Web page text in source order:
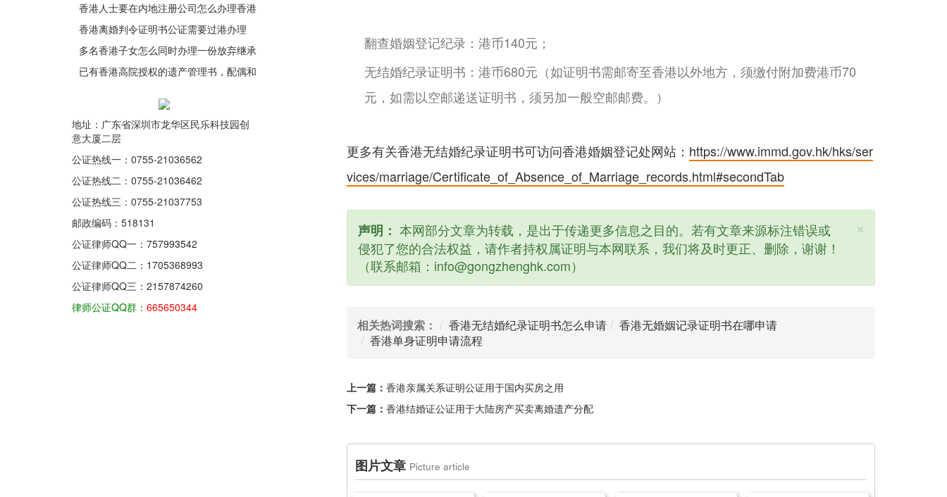
理？
香港人士要在内地注册公司怎么办理香港
身份证公证？
香港离婚判令证明书公证需要过港办理
吗？
多名香港子女怎么同时办理一份放弃继承
遗产声明书公证并加盖转递章呢？
已有香港高院授权的遗产管理书，配偶和
地址：广东省深圳市龙华区民乐科技园创
意大厦二层
公证热线一：0755-21036562
公证热线二：0755-21036462
公证热线三：0755-21037753
邮政编码：518131
公证律师QQ一： 757993542
公证律师QQ二： 1705368993
公证律师QQ三： 2157874260
律师公证QQ群： 665650344
翻查婚姻登记纪录：港币140元；
无结婚纪录证明书：港币680元（如证明书需邮寄至香港以外地方，须缴付附加费港币70
元，如需以空邮递送证明书，须另加一般空邮邮费。）
更多有关香港无结婚纪录证明书可访问香港婚姻登记处网站： https://www.immd.gov.hk/hks/ser
vices/marriage/Certificate_of_Absence_of_Marriage_records.html#secondTab
×
声明： 本网部分文章为转载，是出于传递更多信息之目的。若有文章来源标注错误或
侵犯了您的合法权益，请作者持权属证明与本网联系，我们将及时更正、删除，谢谢！
（联系邮箱：info@gongzhenghk.com）
相关热词搜索： 香港无结婚纪录证明书怎么申请
香港无婚姻记录证明书在哪申请
香港单身证明申请流程
上一篇： 香港亲属关系证明公证用于国内买房之用
下一篇： 香港结婚证公证用于大陆房产买卖离婚遗产分配
图片文章 Picture article